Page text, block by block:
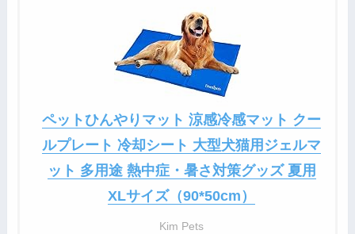
ペットひんやりマット 涼感冷感マット クー
ルプレート 冷却シート 大型犬猫用ジェルマ
ット 多用途 熱中症・暑さ対策グッズ 夏用
XLサイズ（90*50cm）
Kim Pets